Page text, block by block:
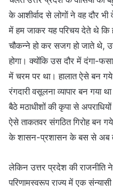
के आशीर्वाद से लोगों ने वह दौर
में हम जाकर यह परिचय देते थे
चौकन्ने हो कर सजग हो जाते थे,
होगा। क्योंकि उस दौर में दंगा-
में चरम पर था। हालात ऐसे बन
रंगदारी वसूलना व्यापार बन गया
बैठे मठाधीशों की कृपा से
ऐसे ताकतवर संगठित गिरोह बन
के शासन-प्रशासन के बस से अब तो
लेकिन उत्तर प्रदेश की
परिणामस्वरूप राज्य में एक